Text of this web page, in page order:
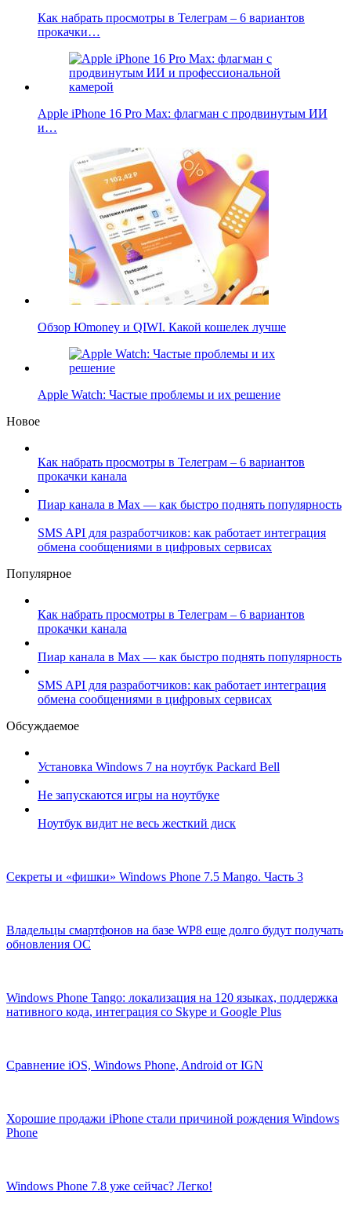
Как набрать просмотры в Телеграм – 6 вариантов
прокачки…
Apple iPhone 16 Pro Max: флагман с продвинутым ИИ
и…
Обзор Юmoney и QIWI. Какой кошелек лучше
Apple Watch: Частые проблемы и их решение
Новое
Как набрать просмотры в Телеграм – 6 вариантов
прокачки канала
Пиар канала в Max — как быстро поднять популярность
SMS API для разработчиков: как работает интеграция
обмена сообщениями в цифровых сервисах
Популярное
Как набрать просмотры в Телеграм – 6 вариантов
прокачки канала
Пиар канала в Max — как быстро поднять популярность
SMS API для разработчиков: как работает интеграция
обмена сообщениями в цифровых сервисах
Обсуждаемое
Установка Windows 7 на ноутбук Packard Bell
Не запускаются игры на ноутбуке
Ноутбук видит не весь жесткий диск
Секреты и «фишки» Windows Phone 7.5 Mango. Часть 3
Владельцы смартфонов на базе WP8 еще долго будут получать
обновления ОС
Windows Phone Tango: локализация на 120 языках, поддержка
нативного кода, интеграция со Skype и Google Plus
Сравнение iOS, Windows Phone, Android от IGN
Хорошие продажи iPhone стали причиной рождения Windows
Phone
Windows Phone 7.8 уже сейчас? Легко!